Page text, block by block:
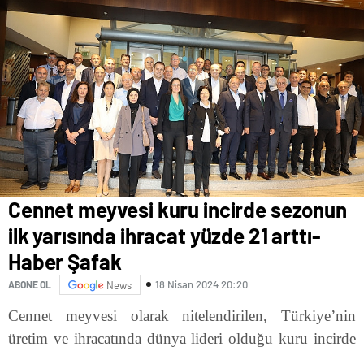
Cennet meyvesi kuru incirde sezonun
ilk yarısında ihracat yüzde 21 arttı-
Haber Şafak
ABONE OL News 18 Nisan 2024 20:20
Cennet meyvesi olarak nitelendirilen, Türkiye’nin
üretim ve ihracatında dünya lideri olduğu kuru incirde